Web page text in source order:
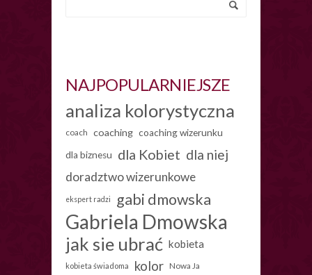
NAJPOPULARNIEJSZE
analiza kolorystyczna
coach coaching coaching wizerunku
dla biznesu
dla Kobiet dla niej
doradztwo wizerunkowe
ekspert radzi gabi dmowska
Gabriela Dmowska
jak sie ubrać kobieta
kobieta świadoma kolor Nowa Ja